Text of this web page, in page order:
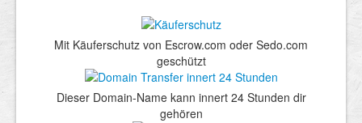
Mit Käuferschutz von Escrow.com oder Sedo.com
geschützt
Dieser Domain-Name kann innert 24 Stunden dir
gehören